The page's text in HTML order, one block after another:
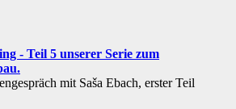
- Teil 5 unserer Serie zum
mit Saša Ebach, erster Teil